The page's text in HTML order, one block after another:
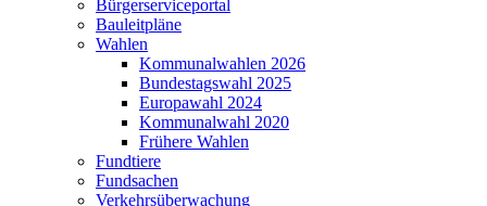
Bürgerserviceportal
Bauleitpläne
Wahlen
Kommunalwahlen 2026
Bundestagswahl 2025
Europawahl 2024
Kommunalwahl 2020
Frühere Wahlen
Fundtiere
Fundsachen
Verkehrsüberwachung